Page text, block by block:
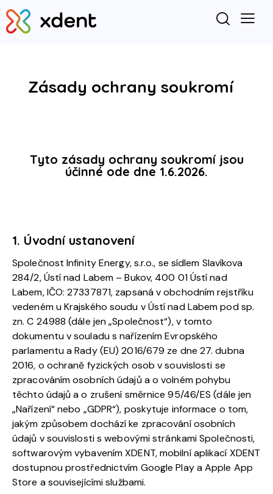
Zásady ochrany soukromí
Tyto zásady ochrany soukromí jsou
účinné ode dne 1.6.2026.
1. Úvodní ustanovení
Společnost Infinity Energy, s.r.o., se sídlem Slavíkova
284/2, Ústí nad Labem – Bukov, 400 01 Ústí nad
Labem, IČO: 27337871, zapsaná v obchodním rejstříku
vedeném u Krajského soudu v Ústí nad Labem pod sp.
zn. C 24988 (dále jen „Společnost“), v tomto
dokumentu v souladu s nařízením Evropského
parlamentu a Rady (EU) 2016/679 ze dne 27. dubna
2016, o ochraně fyzických osob v souvislosti se
zpracováním osobních údajů a o volném pohybu
těchto údajů a o zrušení směrnice 95/46/ES (dále jen
„Nařízení“ nebo „GDPR“), poskytuje informace o tom,
jakým způsobem dochází ke zpracování osobních
údajů v souvislosti s webovými stránkami Společnosti,
softwarovým vybavením XDENT, mobilní aplikací XDENT
dostupnou prostřednictvím Google Play a Apple App
Store a souvisejícími službami.